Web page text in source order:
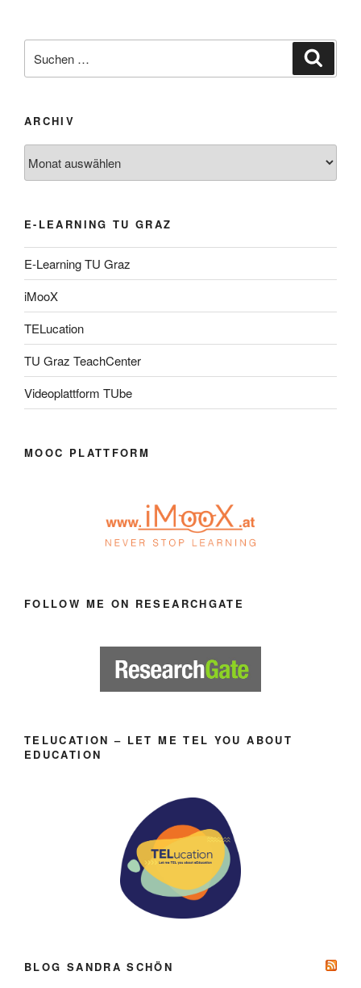
nach:
ARCHIV
E-LEARNING TU GRAZ
E-Learning TU Graz
iMooX
TELucation
TU Graz TeachCenter
Videoplattform TUbe
MOOC PLATTFORM
FOLLOW ME ON RESEARCHGATE
TELUCATION – LET ME TEL YOU ABOUT
EDUCATION
BLOG SANDRA SCHÖN